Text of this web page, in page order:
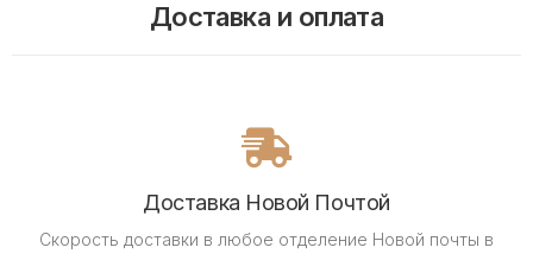
Доставка и оплата
Доставка Новой Почтой
Скорость доставки в любое отделение Новой почты в